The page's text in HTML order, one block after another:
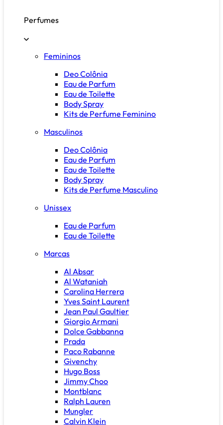
Perfumes
Femininos
Deo Colônia
Eau de Parfum
Eau de Toilette
Body Spray
Kits de Perfume Feminino
Masculinos
Deo Colônia
Eau de Parfum
Eau de Toilette
Body Spray
Kits de Perfume Masculino
Unissex
Eau de Parfum
Eau de Toilette
Marcas
Al Absar
Al Wataniah
Carolina Herrera
Yves Saint Laurent
Jean Paul Gaultier
Giorgio Armani
Dolce Gabbanna
Prada
Paco Rabanne
Givenchy
Hugo Boss
Jimmy Choo
Montblanc
Ralph Lauren
Mungler
Calvin Klein